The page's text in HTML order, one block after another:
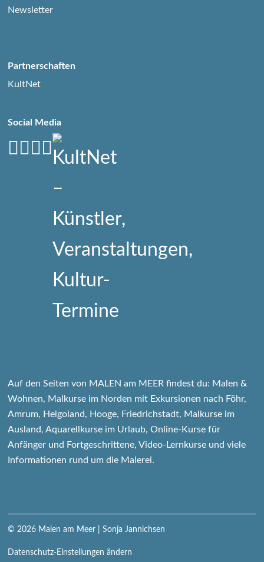
Newsletter
Partnerschaften
KultNet
Social Media
Auf den Seiten von MALEN am MEER findest du: Malen &
Wohnen, Malkurse im Norden mit Exkursionen nach Föhr,
Amrum, Helgoland, Hooge, Friedrichstadt, Malkurse im
Ausland, Aquarellkurse im Urlaub, Online-Kurse für
Anfänger und Fortgeschrittene, Video-Lernkurse und viele
Informationen rund um die Malerei.
© 2026 Malen am Meer | Sonja Jannichsen
Datenschutz-Einstellungen ändern